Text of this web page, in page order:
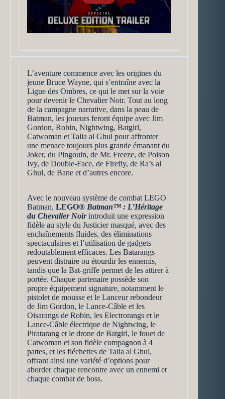
L’aventure commence avec les origines du
jeune Bruce Wayne, qui s’entraîne avec la
Ligue des Ombres, ce qui le met sur la voie
pour devenir le Chevalier Noir. Tout au long
de la campagne narrative, dans la peau de
Batman, les joueurs feront équipe avec Jim
Gordon, Robin, Nightwing, Batgirl,
Catwoman et Talia al Ghul pour affronter
une menace toujours plus grande émanant du
Joker, du Pingouin, de Mr. Freeze, de Poison
Ivy, de Double-Face, de Firefly, de Ra’s al
Ghul, de Bane et d’autres encore.
Avec le nouveau système de combat LEGO
Batman, LEGO® Batman™ : L’Héritage
du Chevalier Noirintroduit une expression
fidèle au style du Justicier masqué, avec des
enchaînements fluides, des éliminations
spectaculaires et l’utilisation de gadgets
redoutablement efficaces. Les Batarangs
peuvent distraire ou étourdir les ennemis,
tandis que la Bat-griffe permet de les attirer à
portée. Chaque partenaire possède son
propre équipement signature, notamment le
pistolet de mousse et le Lanceur rebondeur
de Jim Gordon, le Lance-Câble et les
Oisarangs de Robin, les Electrorangs et le
Lance-Câble électrique de Nightwing, le
Piratarang et le drone de Batgirl, le fouet de
Catwoman et son fidèle compagnon à 4
pattes, et les fléchettes de Talia al Ghul,
offrant ainsi une variété d’options pour
aborder chaque rencontre avec un ennemi et
chaque combat de boss.